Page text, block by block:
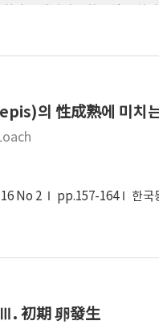
발생하고 수십 명의 자살사
가 대처할 수 있도록 도와줄
환으로 나타 날 수 있다. 이
며 따라서 그린캠프에 대한
에 대한 프로그램을 통한 효
의 性成熟에 미치
No 2 pp.157-164 한국
初期 卵發生